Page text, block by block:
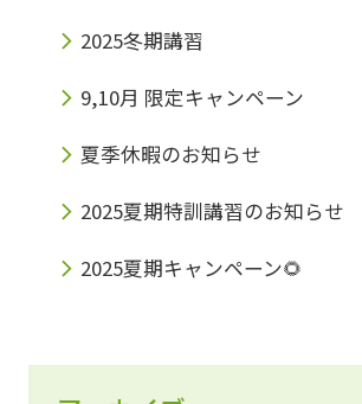
2025冬期講習
9,10月 限定キャンペーン
夏季休暇のお知らせ
2025夏期特訓講習のお知らせ
2025夏期キャンペーン🌻